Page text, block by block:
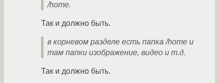
/home.
Так и должно быть.
в корневом разделе есть папка /home и
там папки изображение, видео и т.д.
Так и должно быть.